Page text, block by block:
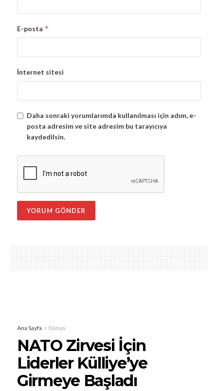
E-posta *
İnternet sitesi
Daha sonraki yorumlarımda kullanılması için adım, e-
posta adresim ve site adresim bu tarayıcıya
kaydedilsin.
Ana Sayfa Dünya
NATO Zirvesi İçin
Liderler Külliye’ye
Girmeye Başladı